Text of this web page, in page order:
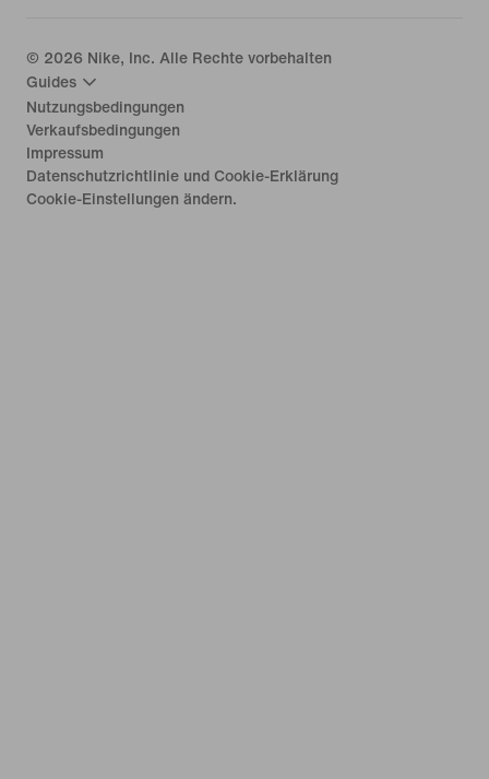
© 2026 Nike, Inc. Alle Rechte vorbehalten
Guides
Nutzungsbedingungen
Verkaufsbedingungen
Impressum
Datenschutzrichtlinie und Cookie-Erklärung
Cookie-Einstellungen ändern.